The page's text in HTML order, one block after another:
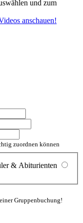
und zum
anschauen!
zuordnen können
& Abiturienten
Gruppenbuchung!